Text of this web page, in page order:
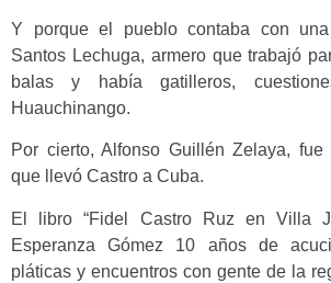
Y porque el pueblo contaba con
Santos Lechuga, armero que trabajó
balas y había gatilleros,
Huauchinango.
Por cierto, Alfonso Guillén Zelaya,
que llevó Castro a Cuba.
El libro “Fidel Castro Ruz en Villa
Esperanza Gómez 10 años de
pláticas y encuentros con gente de la